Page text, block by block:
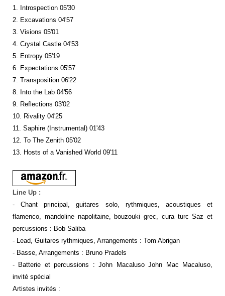
1. Introspection 05'30
2. Excavations 04'57
3. Visions 05'01
4. Crystal Castle 04'53
5. Entropy 05'19
6. Expectations 05'57
7. Transposition 06'22
8. Into the Lab 04'56
9. Reflections 03'02
10. Rivality 04'25
11. Saphire (Instrumental) 01'43
12. To The Zenith 05'02
13. Hosts of a Vanished World 09'11
Line Up :
- Chant principal, guitares solo, rythmiques, acoustiques et
flamenco, mandoline napolitaine, bouzouki grec, cura turc Saz et
percussions : Bob Saliba
- Lead, Guitares rythmiques, Arrangements : Tom Abrigan
- Basse, Arrangements : Bruno Pradels
- Batterie et percussions : John Macaluso John Mac Macaluso,
invité spécial
Artistes invités :